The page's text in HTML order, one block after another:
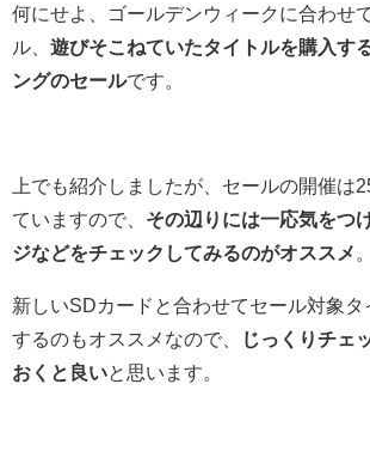
何にせよ、ゴールデンウィークに合わせ
ル、 遊びそこねていたタイトルを購入す
ングのセールです。
上でも紹介しましたが、セールの開催は
ていますので、 その辺りには一応気をつ
ジなどをチェックしてみるのがオススメ
新しいSDカードと合わせてセール対象タ
するのもオススメなので、
じっくりチェ
おくと良いと思います。